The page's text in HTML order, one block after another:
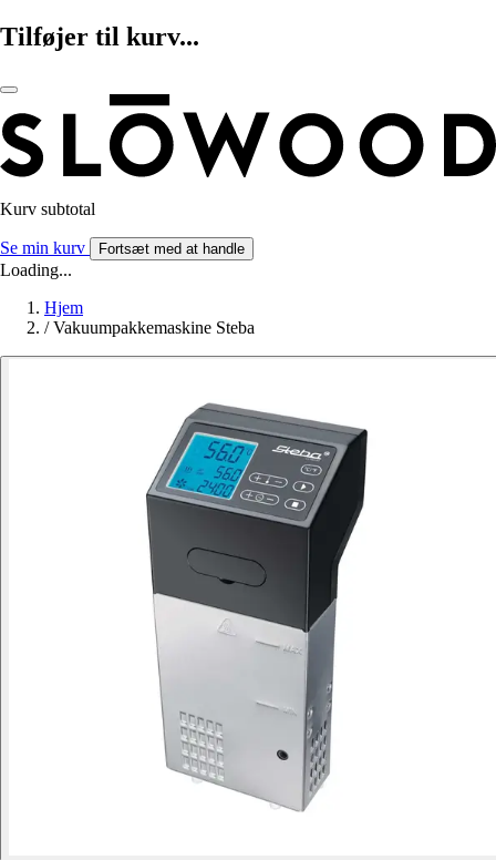
Tilføjer til kurv...
Kurv subtotal
Se min kurv Fortsæt med at handle
Loading...
Hjem
/ Vakuumpakkemaskine Steba